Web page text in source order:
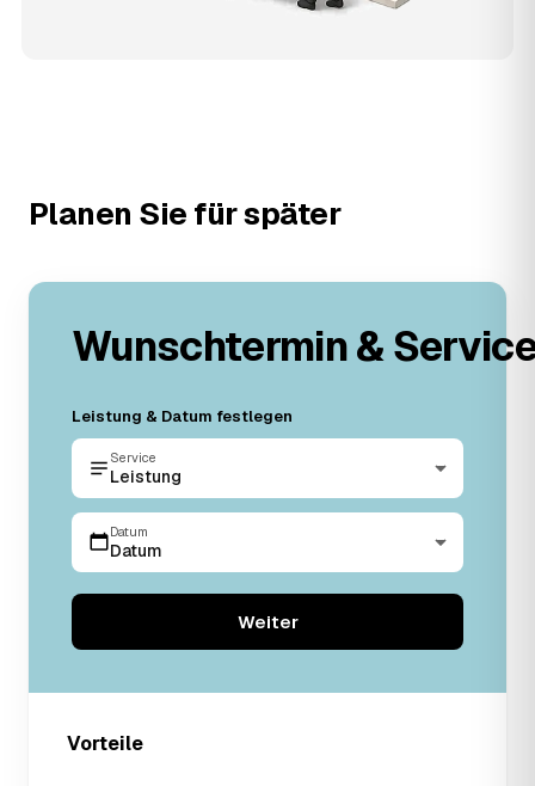
Planen Sie für später
Wunschtermin &
Leistung & Datum festlegen
Service
Leistung
Datum
Datum
Weiter
Vorteile